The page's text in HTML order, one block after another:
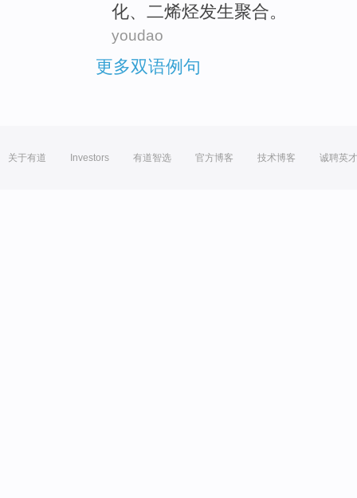
化、二烯烃发生聚合。
youdao
更多双语例句
关于有道 Investors 有道智选 官方博客 技术博客 诚聘英才